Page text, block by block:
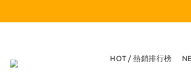
HOT / 熱銷排行榜